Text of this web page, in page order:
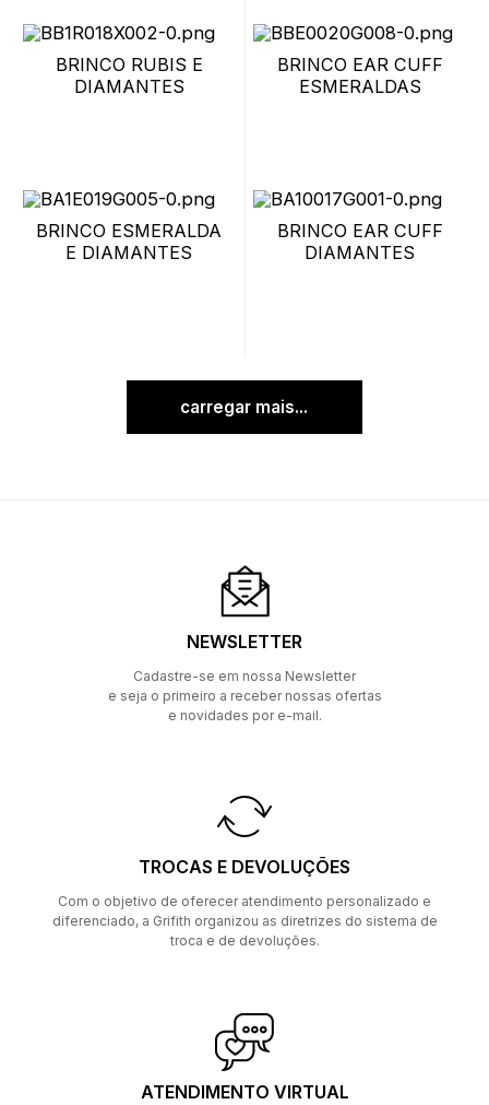
BRINCO RUBIS E
DIAMANTES
BRINCO EAR CUFF
ESMERALDAS
BRINCO ESMERALDA
E DIAMANTES
BRINCO EAR CUFF
DIAMANTES
carregar mais
NEWSLETTER
Cadastre-se em nossa Newsletter
e seja o primeiro a receber nossas ofertas
e novidades por e-mail.
TROCAS E DEVOLUÇÕES
Com o objetivo de oferecer atendimento personalizado e
diferenciado, a Grifith organizou as diretrizes do sistema de
troca e de devoluções.
ATENDIMENTO VIRTUAL